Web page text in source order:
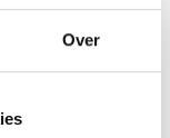
Over